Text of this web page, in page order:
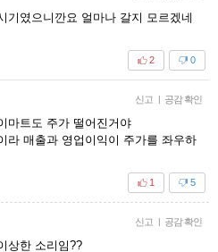
기였으니깐요 얼마나 갈지 모르겠네
0
2
신고 | 공감 확인
마트도 주가 떨어진거야
라 매출과 영업이익이 주가를 좌우하
5
1
신고 | 공감 확인
상한 소리임??